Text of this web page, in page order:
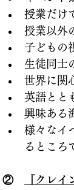
授業だけ
授業以外
子どもの
生徒同士
世界に関
英語とと
興味ある
様々なイ
るところ
②
『クレイ